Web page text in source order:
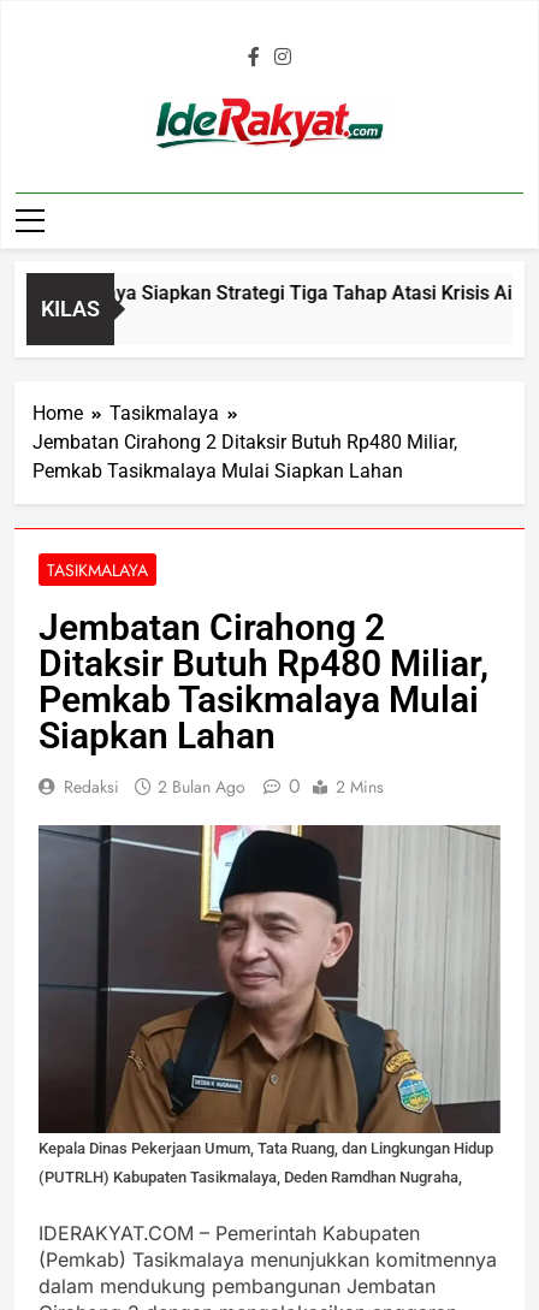
Iderakyat.com
KILAS
Siapkan Strategi Tiga Tahap Atasi Krisis Air
Home
Tasikmalaya
Jembatan Cirahong 2 Ditaksir Butuh Rp480 Miliar,
Pemkab Tasikmalaya Mulai Siapkan Lahan
TASIKMALAYA
Jembatan Cirahong 2
Ditaksir Butuh Rp480 Miliar,
Pemkab Tasikmalaya Mulai
Siapkan Lahan
Redaksi 2 Bulan Ago 0 2 Mins
Kepala Dinas Pekerjaan Umum, Tata Ruang, dan Lingkungan Hidup
(PUTRLH) Kabupaten Tasikmalaya, Deden Ramdhan Nugraha,
IDERAKYAT.COM – Pemerintah Kabupaten
(Pemkab) Tasikmalaya menunjukkan komitmennya
dalam mendukung pembangunan Jembatan